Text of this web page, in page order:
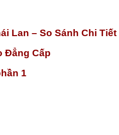
Lan – So Sánh Chi Tiết
Đẳng Cấp
1